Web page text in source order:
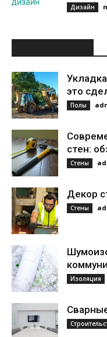
Дизайн
это
Полы
стен:
Стены
Декор
Стены
Изоляция